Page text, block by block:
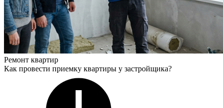
Ремонт квартир
Как провести приемку квартиры у застройщика?